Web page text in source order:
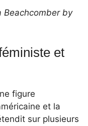
Beachcomber by
et
figure
et la
sur plusieurs